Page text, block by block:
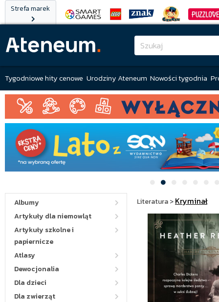
Strefa marek
Tygodniowe hity cenowe Urodziny Ateneum Nowości tygodnia
Albumy
Artykuły dla niemowląt
Artykuły szkolne i
papiernicze
Atlasy
Dewocjonalia
Dla dzieci
Dla zwierząt
Literatura>Kryminał